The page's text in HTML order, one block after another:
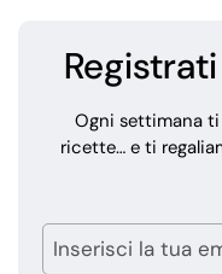
Ogni settimana
ricette… e ti